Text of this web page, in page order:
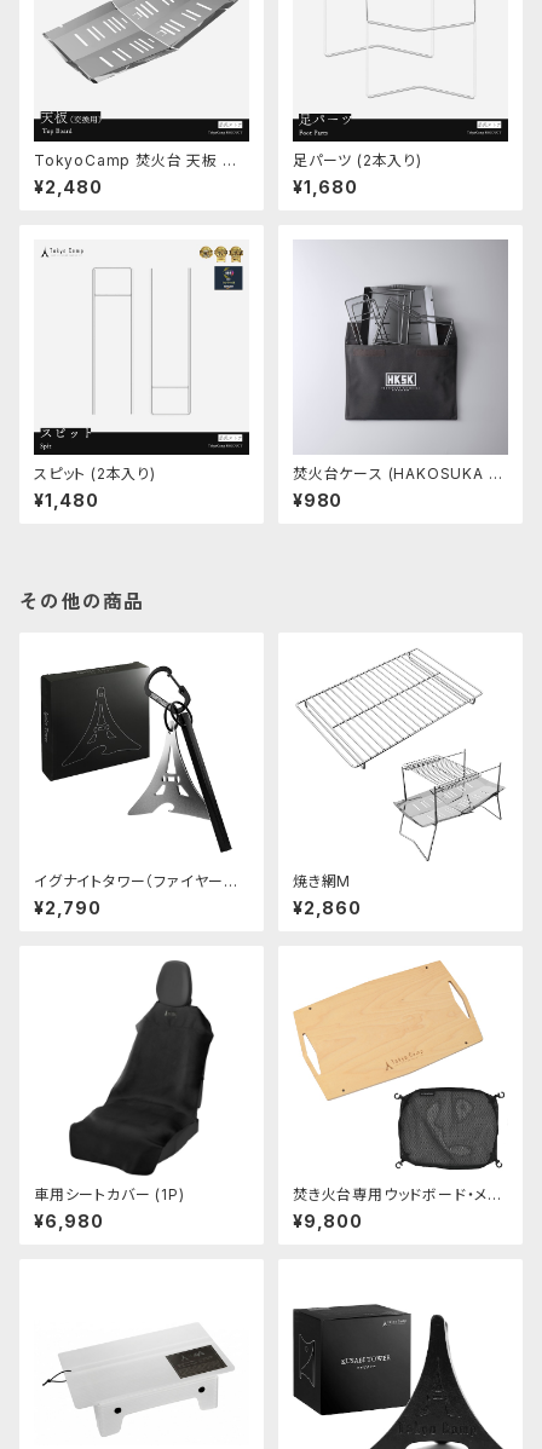
TokyoCamp 焚火台 天板 交
換用
¥2,480
足パーツ (2本入り)
¥1,680
スピット (2本入り)
¥1,480
焚火台ケース (HAKOSUKA v
er.)
¥980
その他の商品
イグナイトタワー（ファイヤース
ターター）
¥2,790
焼き網M
¥2,860
車用シートカバー (1P)
¥6,980
焚き火台専用ウッドボード・メッ
シュ棚(2点セット)
¥9,800